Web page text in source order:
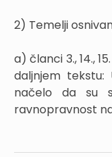
2) Temelji
a) članci 3., 14.,
daljnjem tekstu:
načelo da su
ravnopravnost